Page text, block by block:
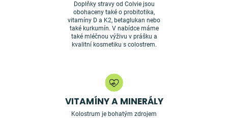
v
ý
p
i
s
Doplňky stravy od Colvie jsou
obohaceny také o probitotika,
vitamíny D a K2, betaglukan nebo
také kurkumín. V nabídce máme
také mléčnou výživu v prášku a
kvalitní kosmetiku s colostrem.
VITAMÍNY A MINERÁLY
Kolostrum je bohatým zdrojem